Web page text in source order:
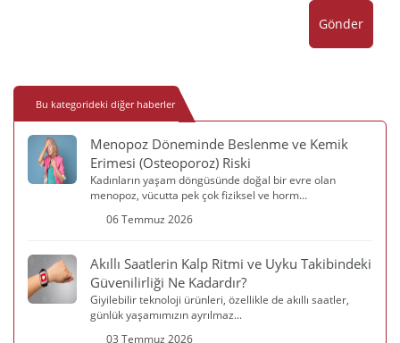
Gönder
Bu kategorideki diğer haberler
Menopoz Döneminde Beslenme ve Kemik
Erimesi (Osteoporoz) Riski
Kadınların yaşam döngüsünde doğal bir evre olan
menopoz, vücutta pek çok fiziksel ve horm...
06 Temmuz 2026
Akıllı Saatlerin Kalp Ritmi ve Uyku Takibindeki
Güvenilirliği Ne Kadardır?
Giyilebilir teknoloji ürünleri, özellikle de akıllı saatler,
günlük yaşamımızın ayrılmaz...
03 Temmuz 2026